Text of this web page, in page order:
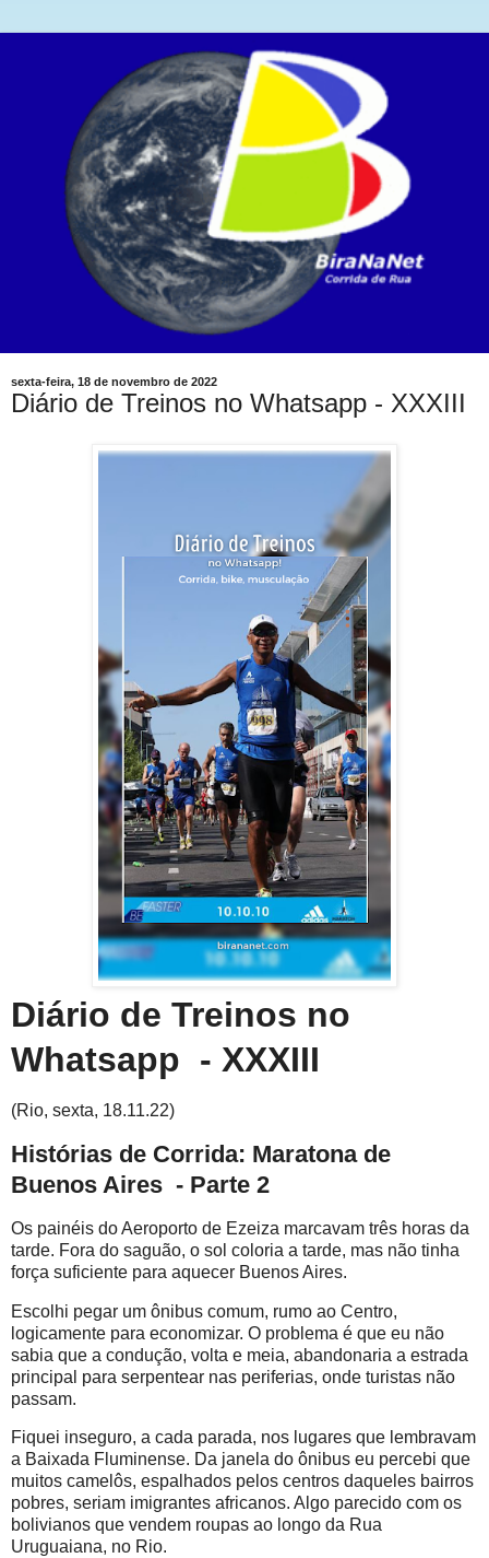
sexta-feira, 18 de novembro de 2022
Diário de Treinos no Whatsapp - XXXIII
Diário de Treinos no
Whatsapp - XXXIII
(Rio, sexta, 18.11.22)
Histórias de Corrida: Maratona de
Buenos Aires - Parte 2
Os painéis do Aeroporto de Ezeiza marcavam três horas da
tarde. Fora do saguão, o sol coloria a tarde, mas não tinha
força suficiente para aquecer Buenos Aires.
Escolhi pegar um ônibus comum, rumo ao Centro,
logicamente para economizar. O problema é que eu não
sabia que a condução, volta e meia, abandonaria a estrada
principal para serpentear nas periferias, onde turistas não
passam.
Fiquei inseguro, a cada parada, nos lugares que lembravam
a Baixada Fluminense. Da janela do ônibus eu percebi que
muitos camelôs, espalhados pelos centros daqueles bairros
pobres, seriam imigrantes africanos. Algo parecido com os
bolivianos que vendem roupas ao longo da Rua
Uruguaiana, no Rio.